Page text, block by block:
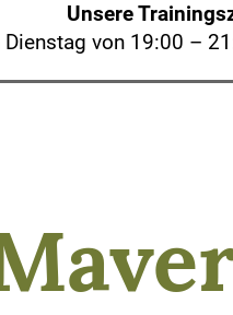
Unsere
Dienstag von 19:00 –